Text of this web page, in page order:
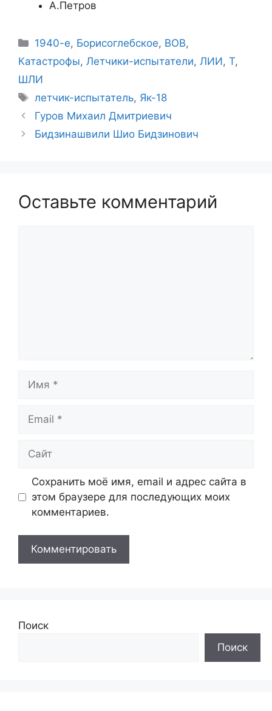
А.Петров
Рубрики
1940-е, Борисоглебское, ВОВ,
Катастрофы, Летчики-испытатели, ЛИИ, Т,
ШЛИ
Метки
летчик-испытатель, Як-18
Гуров Михаил Дмитриевич
Бидзинашвили Шио Бидзинович
Оставьте комментарий
Сохранить моё имя, email и адрес сайта в
этом браузере для последующих моих
комментариев.
Поиск
Поиск